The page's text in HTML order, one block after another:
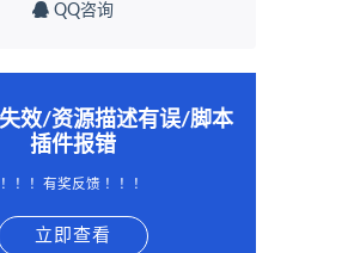
QQ咨询
失效/资源描述有误/脚本
插件报错
！！！有奖反馈 ！！！
立即查看